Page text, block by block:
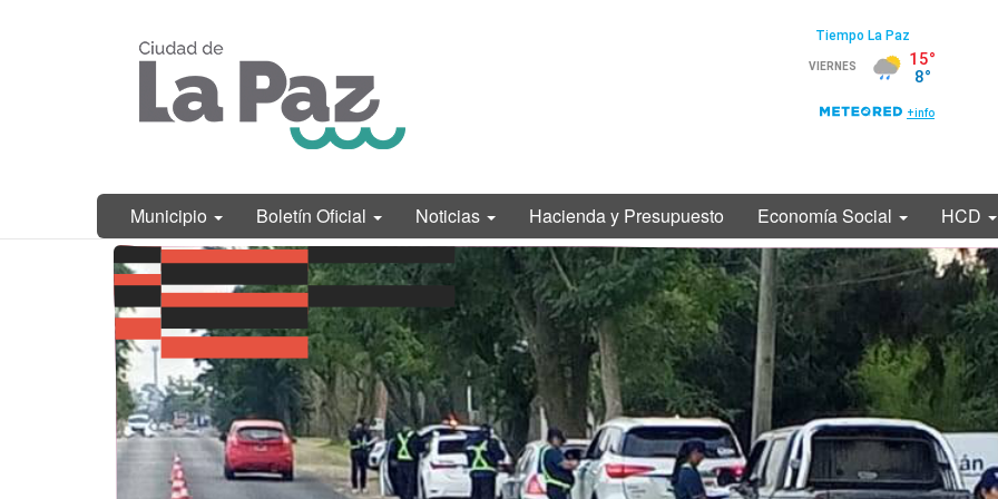
de La Paz,
Entre Ríos
Municipio Boletín Oficial Noticias Hacienda y Presupuesto Economía Social HCD
Contenido
principal